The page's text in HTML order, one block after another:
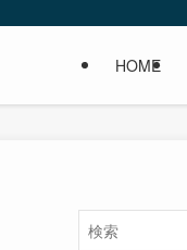
HOME